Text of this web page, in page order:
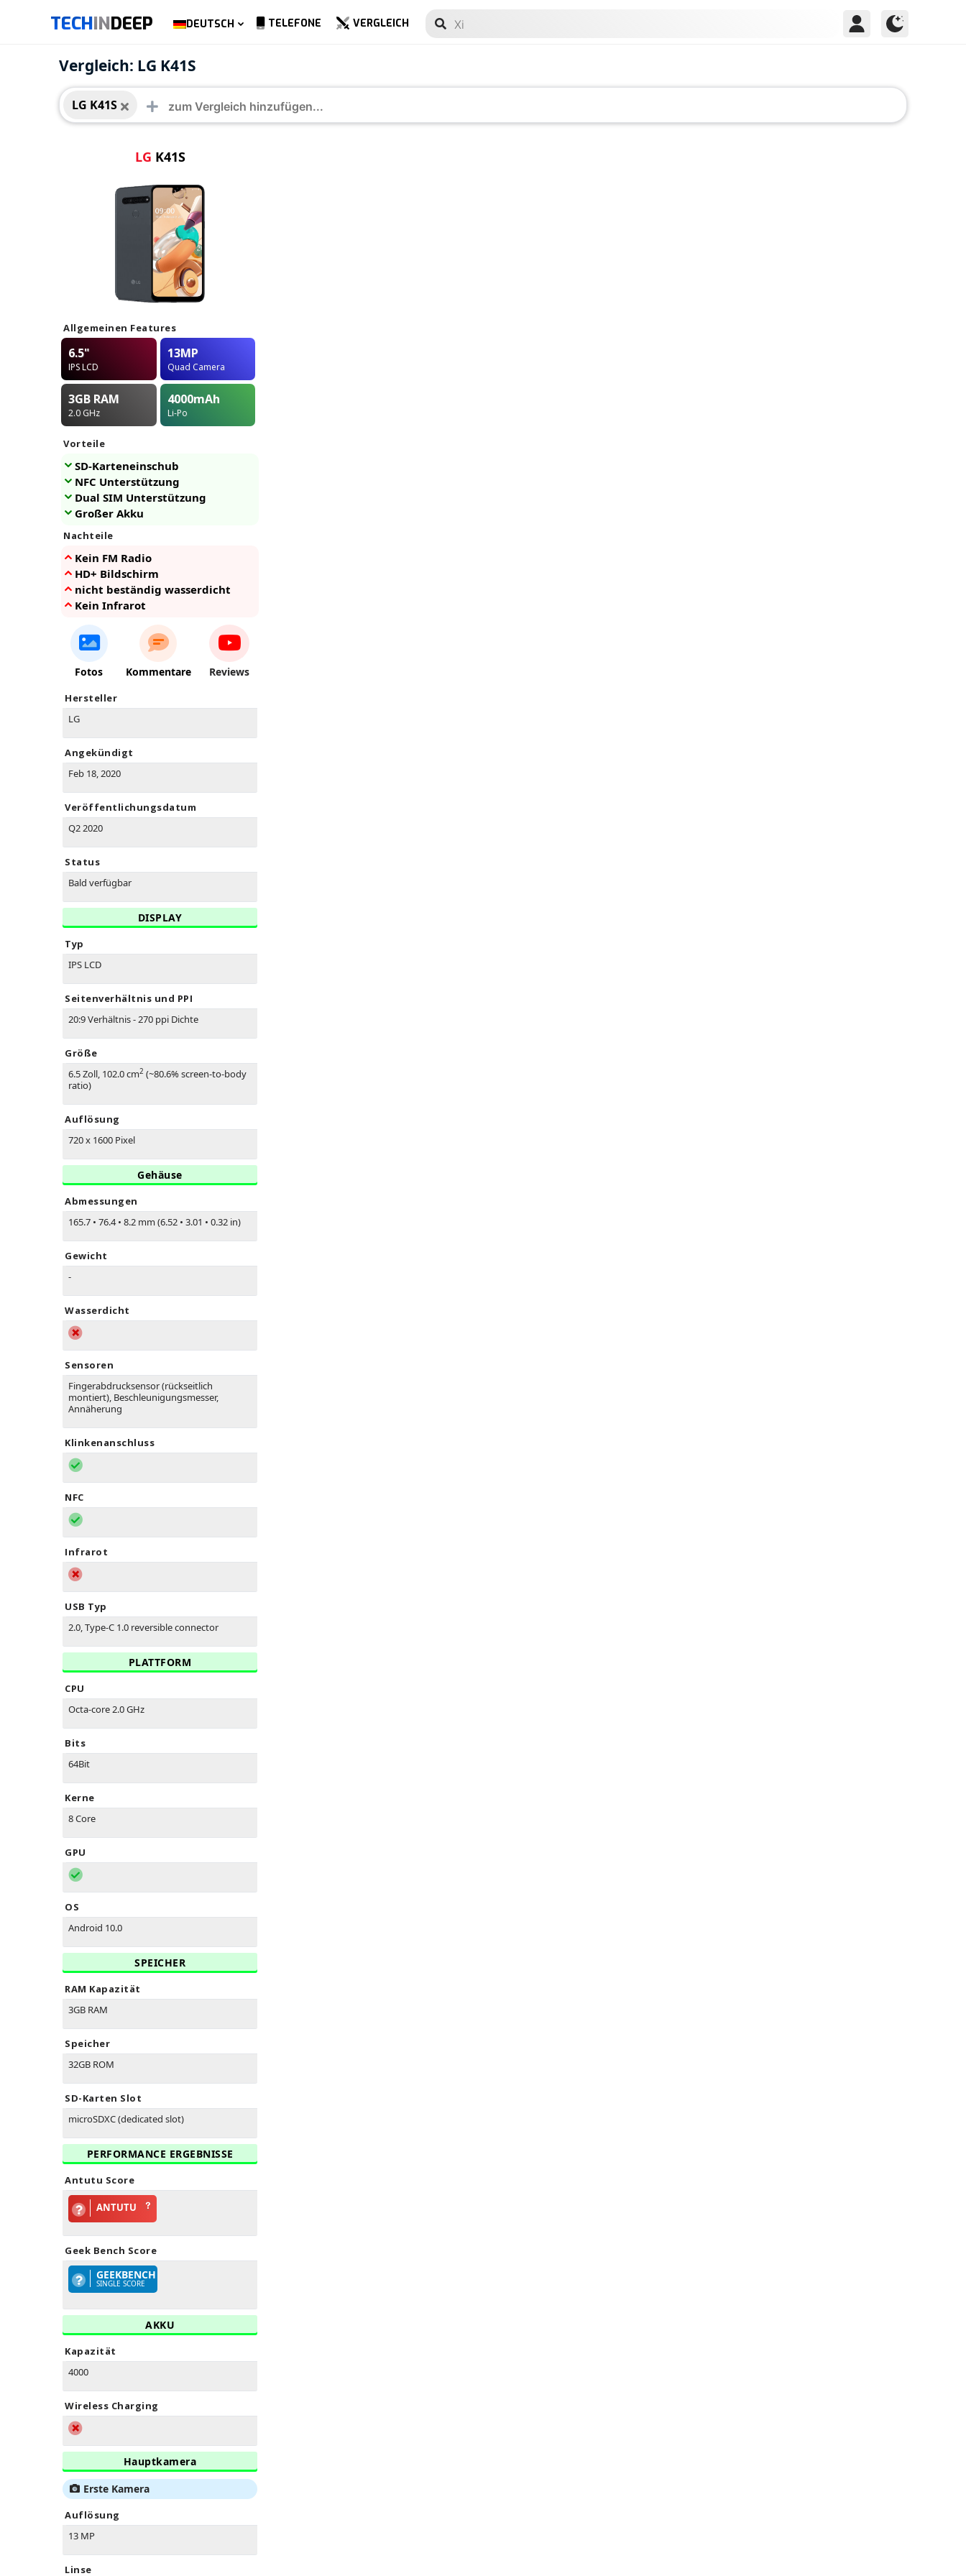
TECHINDEEP DEUTSCH TELEFONE VERGLEICH
Vergleich: LG K41S
LG K41S
LG K41S
LG K41S
Allgemeinen Features
6.5"
IPS LCD
13MP
Quad Camera
3GB RAM
2.0 GHz
4000mAh
Li-Po
Vorteile
SD-Karteneinschub
NFC Unterstützung
Dual SIM Unterstützung
Großer Akku
Nachteile
Kein FM Radio
HD+ Bildschirm
nicht beständig wasserdicht
Kein Infrarot
Fotos Kommentare Reviews
Hersteller
LG
Angekündigt
Feb 18, 2020
Veröffentlichungsdatum
Q2 2020
Status
Bald verfügbar
DISPLAY
Typ
IPS LCD
Seitenverhältnis und PPI
20:9 Verhältnis - 270 ppi Dichte
Größe
6.5 Zoll, 102.0 cm2 (~80.6% screen-to-body
ratio)
Auflösung
720 x 1600 Pixel
Gehäuse
Abmessungen
165.7 • 76.4• 8.2 mm (6.52 • 3.01 • 0.32 in)
Gewicht
-
Wasserdicht
Sensoren
Fingerabdrucksensor (rückseitlich
montiert), Beschleunigungsmesser,
Annäherung
Klinkenanschluss
NFC
Infrarot
USB Typ
2.0, Type-C 1.0 reversible connector
PLATTFORM
CPU
Octa-core 2.0 GHz
Bits
64Bit
Kerne
8 Core
GPU
OS
Android 10.0
SPEICHER
RAM Kapazität
3GB RAM
Speicher
32GB ROM
SD-Karten Slot
microSDXC (dedicated slot)
PERFORMANCE ERGEBNISSE
Antutu Score
ANTUTU
Geek Bench Score
GEEKBENCH
SINGLE SCORE
AKKU
Kapazität
4000
Wireless Charging
Hauptkamera
Erste Kamera
Auflösung
13 MP
Linse